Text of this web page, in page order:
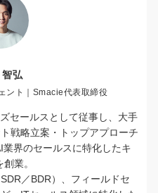
智弘
ント｜Smacie代表取締役
セールスとして従事し、大手
戦略立案・トップアプローチ
界のセールスに特化したキ
業。
／BDR）、フィールドセ